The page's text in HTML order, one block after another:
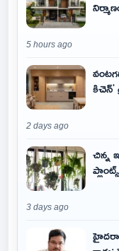
5 hours ago
కిచెన్'
2 days ago
చిన్న
3 days ago